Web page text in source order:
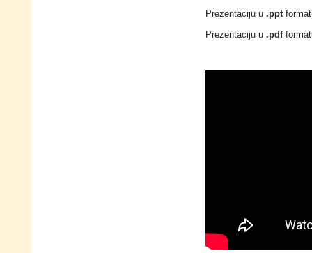
Prezentaciju u .ppt
Prezentaciju u .pdf